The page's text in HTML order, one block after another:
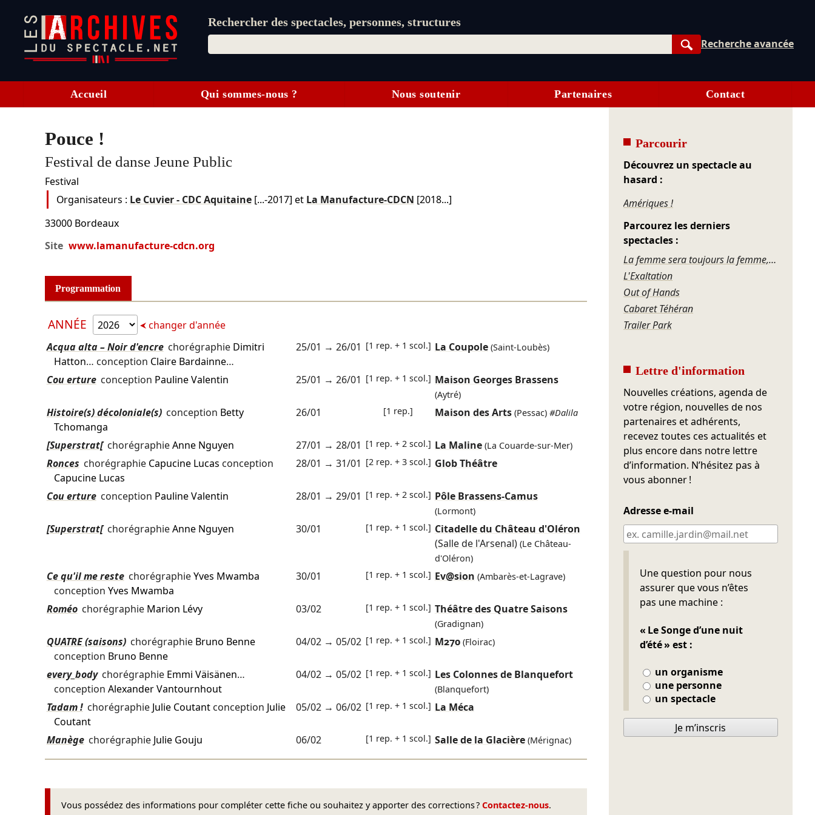
Rechercher des spectacles, personnes, structures
Rechercher
Recherche avancée
Accueil Qui sommes-nous ? Nous soutenir Partenaires Contact
Pouce !
Festival de danse Jeune Public
Festival
Organisateurs : Le Cuvier - CDC Aquitaine[...-2017] et La Manufacture-CDCN [2018...]
33000 Bordeaux
Site www.lamanufacture-cdcn.org
Programmation
ANNÉE
changer d'année
Acqua alta – Noir d'encre chorégraphie Dimitri
Hatton… conception Claire Bardainne…
25/01 → 26/01 [1 rep. + 1 scol.] La Coupole (Saint-Loubès)
Cou erture conception Pauline Valentin 25/01 → 26/01 [1 rep. + 1 scol.] Maison Georges Brassens
(Aytré)
Histoire(s) décoloniale(s) conception Betty
Tchomanga
26/01 [1 rep.] Maison des Arts (Pessac) #Dalila
[Superstrat[ chorégraphieAnne Nguyen 27/01 → 28/01 [1 rep. + 2 scol.] La Maline (La Couarde-sur-Mer)
Ronces chorégraphie Capucine Lucas conception
Capucine Lucas
28/01 → 31/01 [2 rep. + 3 scol.] Glob Théâtre
Cou erture conception Pauline Valentin 28/01 → 29/01 [1 rep. + 2 scol.] Pôle Brassens-Camus
(Lormont)
[Superstrat[ chorégraphieAnne Nguyen 30/01 [1 rep. + 1 scol.] Citadelle du Château d'Oléron
(Salle de l'Arsenal) (Le Château-
d'Oléron)
Ce qu'il me reste chorégraphieYves Mwamba
conception Yves Mwamba
30/01 [1 rep. + 1 scol.] Ev@sion (Ambarès-et-Lagrave)
Roméo chorégraphie Marion Lévy 03/02 [1 rep. + 1 scol.] Théâtre des Quatre Saisons
(Gradignan)
QUATRE (saisons) chorégraphie Bruno Benne
conception Bruno Benne
04/02→ 05/02 [1 rep. + 1 scol.] M270 (Floirac)
every_body chorégraphie Emmi Väisänen…
conception Alexander Vantournhout
04/02→ 05/02 [1 rep. + 1 scol.] Les Colonnes de Blanquefort
(Blanquefort)
Tadam ! chorégraphie Julie Coutantconception Julie
Coutant
05/02→ 06/02 [1 rep. + 1 scol.] La Méca
Manège chorégraphie Julie Gouju 06/02 [1 rep. + 1 scol.] Salle de la Glacière (Mérignac)
Vous possédez des informations pour compléter cette fiche ou souhaitez y apporter des corrections ? Contactez-nous.
Parcourir
Découvrez un spectacle au
hasard :
Amériques !
Parcourez les derniers
spectacles :
La femme sera toujours la femme, revue nue...cléaire
L'Exaltation
Out of Hands
Cabaret Téhéran
Trailer Park
Lettre d'information
Nouvelles créations, agenda de
votre région, nouvelles de nos
partenaires et adhérents,
recevez toutes ces actualités et
plus encore dans notre lettre
d’information. N’hésitez pas à
vous abonner !
Adresse e-mail
Une question pour nous
assurer que vous n’êtes
pas une machine :
« Le Songe d’une nuit
d’été » est :
un organisme
une personne
un spectacle
Ne pas remplir
Je m’inscris